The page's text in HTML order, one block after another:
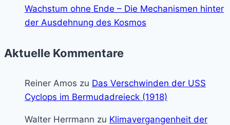
Wachstum ohne Ende – Die Mechanismen hinter
der Ausdehnung des Kosmos
Aktuelle Kommentare
Reiner Amos zu Das Verschwinden der USS
Cyclops im Bermudadreieck (1918)
Walter Herrmann zu Klimavergangenheit der